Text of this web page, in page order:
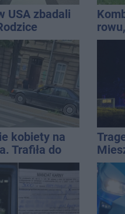
USA zbadali
wieści
kobiety na
Trafiła do